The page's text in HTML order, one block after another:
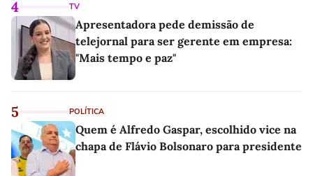
4 TV
Apresentadora pede demissão de
telejornal para ser gerente em empresa:
"Mais tempo e paz"
5 POLÍTICA
Quem é Alfredo Gaspar, escolhido vice na
chapa de Flávio Bolsonaro para presidente